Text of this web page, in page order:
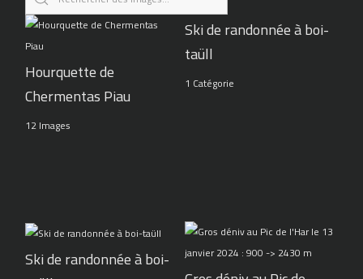
Hourquette de
Chermentas Piau
12 Images
Ski de randonnée à boi-
taüll
1 Catégorie
Ski de randonnée à boi-